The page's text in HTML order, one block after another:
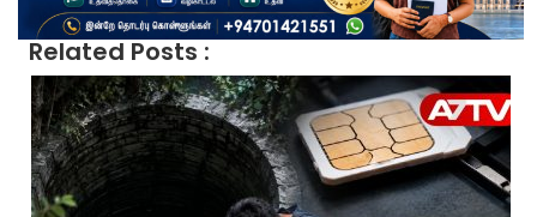
Related Posts :